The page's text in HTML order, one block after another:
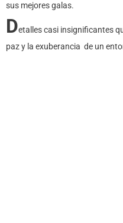
sus mejores galas.
Detalles casi insignificantes
paz y la exuberancia de un